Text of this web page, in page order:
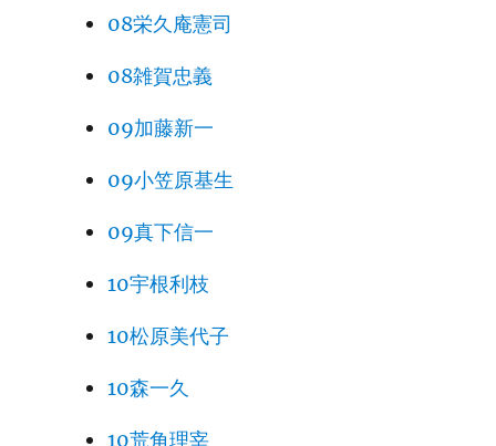
08栄久庵憲司
08雑賀忠義
09加藤新一
09小笠原基生
09真下信一
10宇根利枝
10松原美代子
10森一久
10荒角理宰